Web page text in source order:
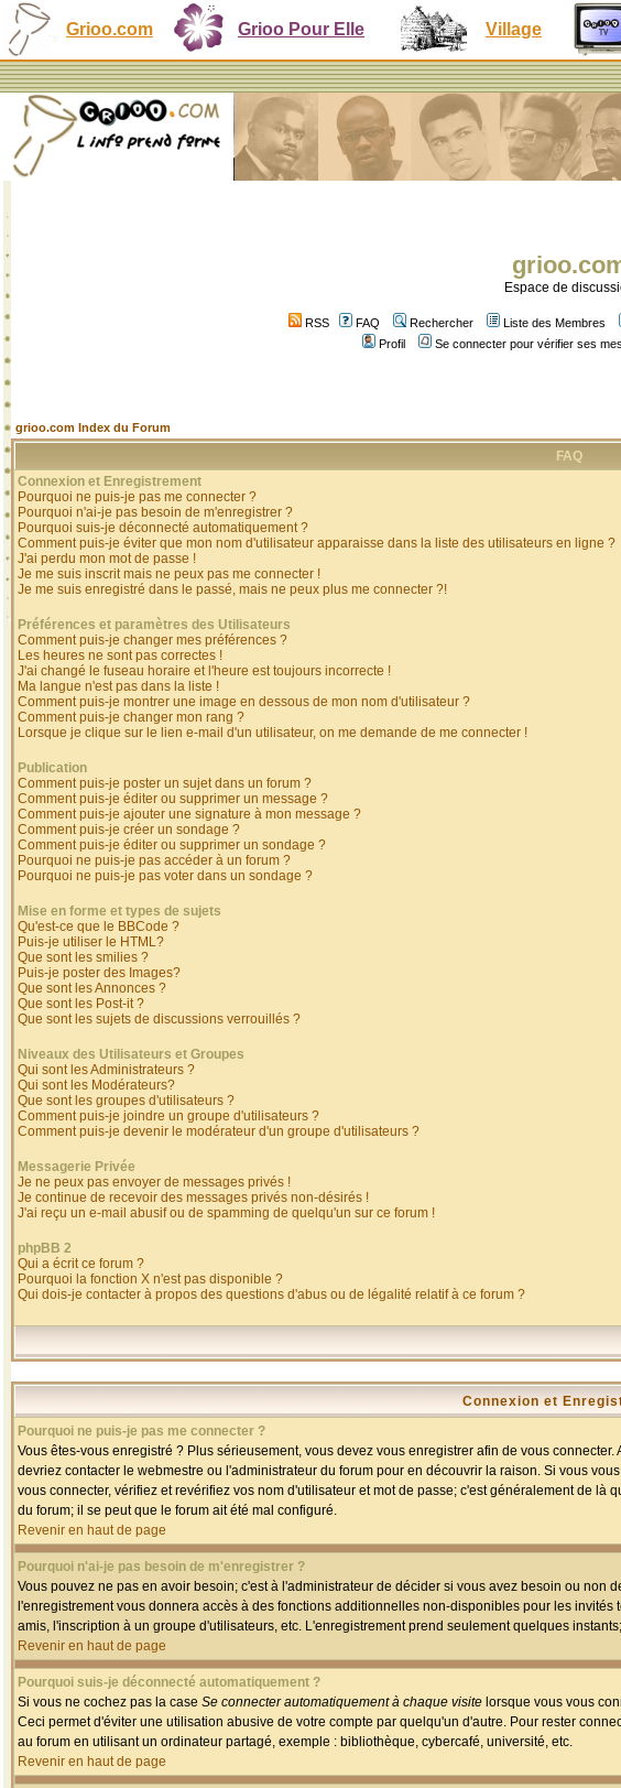
Grioo.com Grioo Pour Elle Village
Espace de
RSS FAQ Rechercher Liste des Membres
Profil
Se connecter pour vérifier ses
grioo.com Index du Forum
FAQ
Connexion et Enregistrement
Pourquoi ne puis-je pas me connecter ?
Pourquoi n'ai-je pas besoin de m'enregistrer ?
Pourquoi suis-je déconnecté automatiquement ?
Comment puis-je éviter que mon nom d'utilisateur apparaisse dans la liste des utilisateurs en ligne ?
J'ai perdu mon mot de passe !
Je me suis inscrit mais ne peux pas me connecter !
Je me suis enregistré dans le passé, mais ne peux plus me connecter ?!
Préférences et paramètres des Utilisateurs
Comment puis-je changer mes préférences ?
Les heures ne sont pas correctes !
J'ai changé le fuseau horaire et l'heure est toujours incorrecte !
Ma langue n'est pas dans la liste !
Comment puis-je montrer une image en dessous de mon nom d'utilisateur ?
Comment puis-je changer mon rang ?
Lorsque je clique sur le lien e-mail d'un utilisateur, on me demande de me connecter !
Publication
Comment puis-je poster un sujet dans un forum ?
Comment puis-je éditer ou supprimer un message ?
Comment puis-je ajouter une signature à mon message ?
Comment puis-je créer un sondage ?
Comment puis-je éditer ou supprimer un sondage ?
Pourquoi ne puis-je pas accéder à un forum ?
Pourquoi ne puis-je pas voter dans un sondage ?
Mise en forme et types de sujets
Qu'est-ce que le BBCode ?
Puis-je utiliser le HTML?
Que sont les smilies ?
Puis-je poster des Images?
Que sont les Annonces ?
Que sont les Post-it ?
Que sont les sujets de discussions verrouillés ?
Niveaux des Utilisateurs et Groupes
Qui sont les Administrateurs ?
Qui sont les Modérateurs?
Que sont les groupes d'utilisateurs ?
Comment puis-je joindre un groupe d'utilisateurs ?
Comment puis-je devenir le modérateur d'un groupe d'utilisateurs ?
Messagerie Privée
Je ne peux pas envoyer de messages privés !
Je continue de recevoir des messages privés non-désirés !
J'ai reçu un e-mail abusif ou de spamming de quelqu'un sur ce forum !
phpBB 2
Qui a écrit ce forum ?
Pourquoi la fonction X n'est pas disponible ?
Qui dois-je contacter à propos des questions d'abus ou de légalité relatif à ce forum ?
Connexion et
Pourquoi ne puis-je pas me connecter ?
Vous êtes-vous enregistré ? Plus sérieusement, vous devez vous enregistrer afin de vous
devriez contacter le webmestre ou l'administrateur du forum pour en découvrir la raison. Si vous
vous connecter, vérifiez et revérifiez vos nom d'utilisateur et mot de passe; c'est généralement de
du forum; il se peut que le forum ait été mal configuré.
Revenir en haut de page
Pourquoi n'ai-je pas besoin de m'enregistrer ?
Vous pouvez ne pas en avoir besoin; c'est à l'administrateur de décider si vous avez besoin ou non
l'enregistrement vous donnera accès à des fonctions additionnelles non-disponibles pour les
amis, l'inscription à un groupe d'utilisateurs, etc. L'enregistrement prend seulement quelques
Revenir en haut de page
Pourquoi suis-je déconnecté automatiquement ?
Si vous ne cochez pas la case Se connecter automatiquement à chaque visite lorsque vous vous
Ceci permet d'éviter une utilisation abusive de votre compte par quelqu'un d'autre. Pour rester
au forum en utilisant un ordinateur partagé, exemple : bibliothèque, cybercafé, université, etc.
Revenir en haut de page